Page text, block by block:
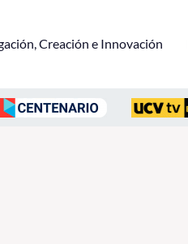
Creación e Innovación